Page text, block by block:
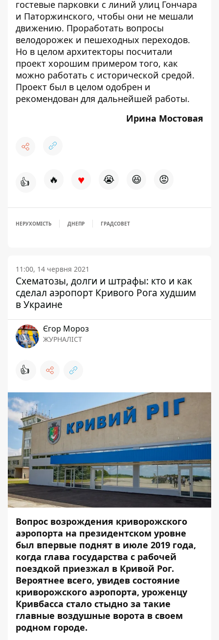
гостевые парковки с линий улиц Гончара
и Паторжинского, чтобы они не мешали
движению. Проработать вопросы
велодорожек и пешеходных переходов.
Но в целом архитекторы посчитали
проект хорошим примером того, как
можно работать с исторической средой.
Проект был в целом одобрен и
рекомендован для дальнейшей работы.
Ирина Мостовая
👍 🔥 ♥ 😭 😆 😡
НЕРУХОМІСТЬ ДНЕПР ГРАДСОВЕТ
11:00, 14 червня 2021
Схематозы, долги и штрафы: кто и как
сделал аэропорт Кривого Рога худшим
в Украине
Єгор Мороз
ЖУРНАЛІСТ
👍
Вопрос возрождения криворожского
аэропорта на президентском уровне
был впервые поднят в июле 2019 года,
когда глава государства с рабочей
поездкой приезжал в Кривой Рог.
Вероятнее всего, увидев состояние
криворожского аэропорта, уроженцу
Кривбасса стало стыдно за такие
главные воздушные ворота в своем
родном городе.